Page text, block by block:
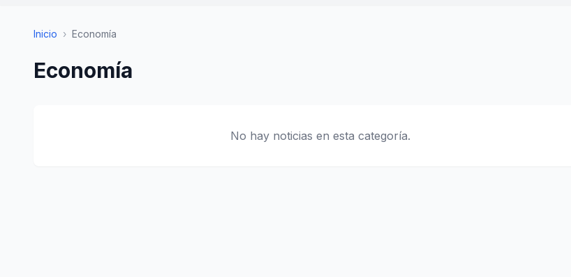
Inicio › Economía
Economía
No hay noticias en esta categoría.